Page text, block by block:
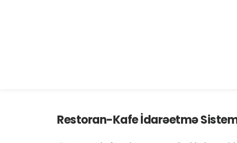
Restoran-Kafe İdarəetmə